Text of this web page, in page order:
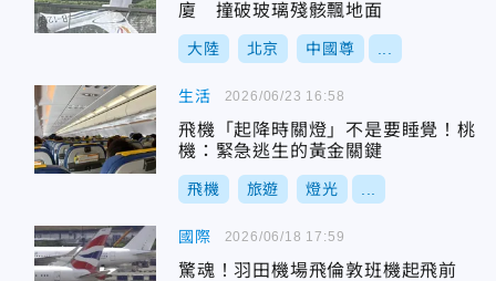
廈 撞破玻璃殘骸飄地面
大陸 北京 中國尊
生活
飛機「起降時關燈」不是要睡覺！桃
機：緊急逃生的黃金關鍵
飛機 旅遊 燈光
2026/06/23 16:58
國際
驚魂！羽田機場飛倫敦班機起飛前
2026/06/18 17:59